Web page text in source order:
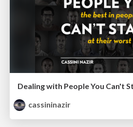
cassininazir